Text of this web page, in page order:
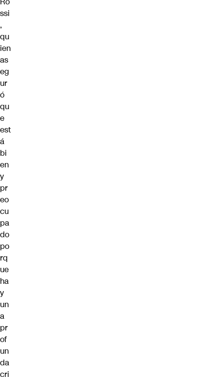
ssi
,
qu
ien
as
eg
ur
ó
qu
e
est
á
bi
en
y
pr
eo
cu
pa
do
po
rq
ue
ha
y
un
a
pr
of
un
da
cri